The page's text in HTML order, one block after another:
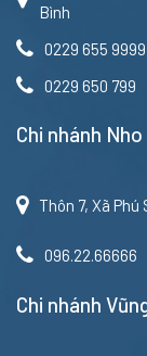
Bình
0229 655 9999
0229 650 799
Chi nhánh Nho
Thôn 7, Xã
096.22.66666
Chi nhánh